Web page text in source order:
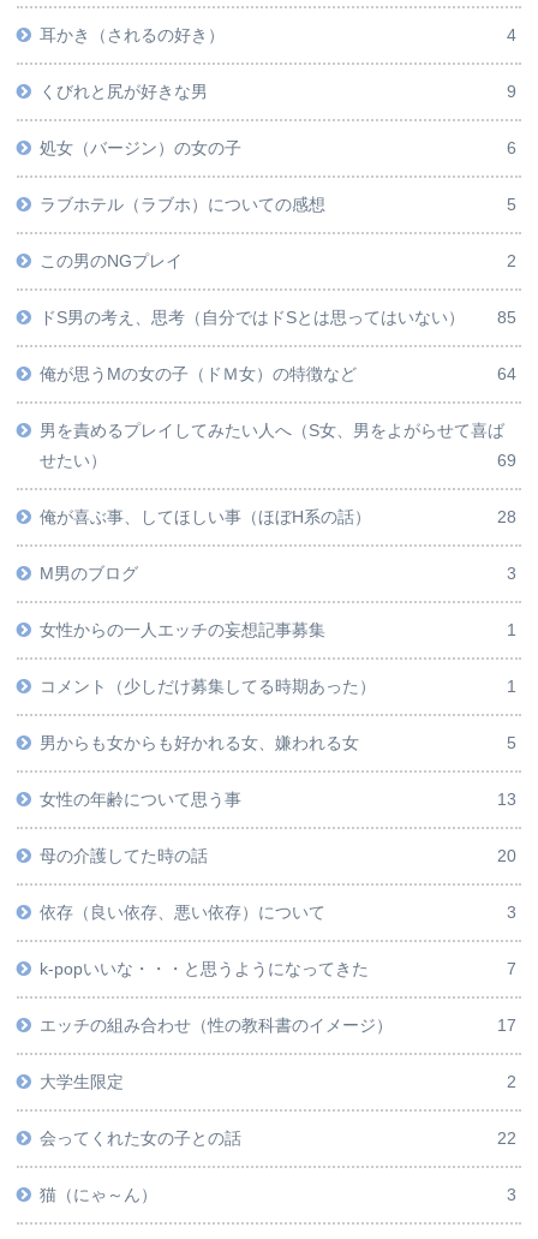
耳かき（されるの好き） 4
くびれと尻が好きな男 9
処女（バージン）の女の子 6
ラブホテル（ラブホ）についての感想 5
この男のNGプレイ 2
ドS男の考え、思考（自分ではドSとは思ってはいない） 85
俺が思うMの女の子（ドＭ女）の特徴など 64
男を責めるプレイしてみたい人へ（S女、男をよがらせて喜ば
せたい）
69
俺が喜ぶ事、してほしい事（ほぼH系の話） 28
M男のブログ 3
女性からの一人エッチの妄想記事募集 1
コメント（少しだけ募集してる時期あった） 1
男からも女からも好かれる女、嫌われる女 5
女性の年齢について思う事 13
母の介護してた時の話 20
依存（良い依存、悪い依存）について 3
k-popいいな・・・と思うようになってきた 7
エッチの組み合わせ（性の教科書のイメージ） 17
大学生限定 2
会ってくれた女の子との話 22
猫（にゃ～ん） 3